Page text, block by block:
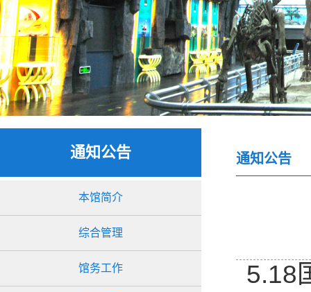
通知公告
本馆简介
综合管理
馆务工作
通知公告
5.18